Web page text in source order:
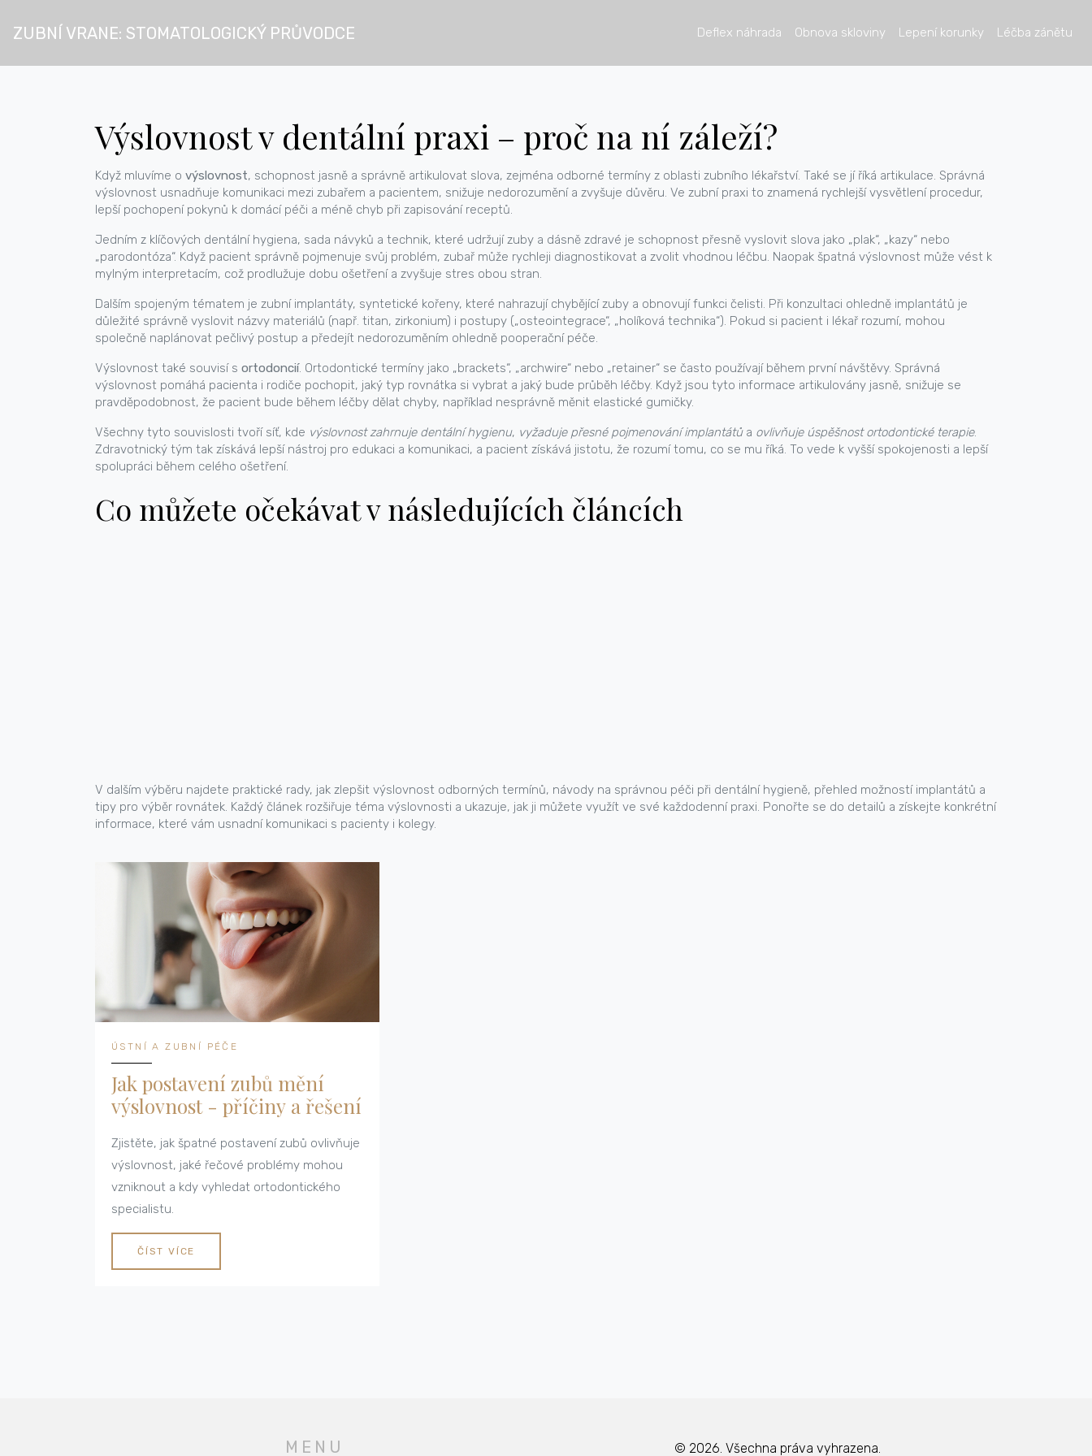
ZUBNÍ VRANE: STOMATOLOGICKÝ PRŮVODCE Deflex náhrada Obnova skloviny Lepení korunky Léčba zánětu
Výslovnost v dentální praxi – proč na ní záleží?
Když mluvíme o výslovnost, schopnost jasně a správně artikulovat slova, zejména odborné termíny z oblasti zubního lékařství. Také se jí říká artikulace. Správná
výslovnost usnadňuje komunikaci mezi zubařem a pacientem, snižuje nedorozumění a zvyšuje důvěru. Ve zubní praxi to znamená rychlejší vysvětlení procedur,
lepší pochopení pokynů k domácí péči a méně chyb při zapisování receptů.
Jedním z klíčových dentální hygiena, sada návyků a technik, které udržují zuby a dásně zdravé je schopnost přesně vyslovit slova jako „plak“, „kazy“ nebo
„parodontóza“. Když pacient správně pojmenuje svůj problém, zubař může rychleji diagnostikovat a zvolit vhodnou léčbu. Naopak špatná výslovnost může vést k
mylným interpretacím, což prodlužuje dobu ošetření a zvyšuje stres obou stran.
Dalším spojeným tématem je zubní implantáty, syntetické kořeny, které nahrazují chybějící zuby a obnovují funkci čelisti. Při konzultaci ohledně implantátů je
důležité správně vyslovit názvy materiálů (např. titan, zirkonium) i postupy („osteointegrace“, „holíková technika“). Pokud si pacient i lékař rozumí, mohou
společně naplánovat pečlivý postup a předejít nedorozuměním ohledně pooperační péče.
Výslovnost také souvisí s ortodoncií. Ortodontické termíny jako „brackets“, „archwire“ nebo „retainer“ se často používají během první návštěvy. Správná
výslovnost pomáhá pacienta i rodiče pochopit, jaký typ rovnátka si vybrat a jaký bude průběh léčby. Když jsou tyto informace artikulovány jasně, snižuje se
pravděpodobnost, že pacient bude během léčby dělat chyby, například nesprávně měnit elastické gumičky.
Všechny tyto souvislosti tvoří síť, kde výslovnost zahrnuje dentální hygienu, vyžaduje přesné pojmenování implantátůa ovlivňuje úspěšnost ortodontické terapie.
Zdravotnický tým tak získává lepší nástroj pro edukaci a komunikaci, a pacient získává jistotu, že rozumí tomu, co se mu říká. To vede k vyšší spokojenosti a lepší
spolupráci během celého ošetření.
Co můžete očekávat v následujících článcích
V dalším výběru najdete praktické rady, jak zlepšit výslovnost odborných termínů, návody na správnou péči při dentální hygieně, přehled možností implantátů a
tipy pro výběr rovnátek. Každý článek rozšiřuje téma výslovnosti a ukazuje, jak ji můžete využít ve své každodenní praxi. Ponořte se do detailů a získejte konkrétní
informace, které vám usnadní komunikaci s pacienty i kolegy.
ÚSTNÍ A ZUBNÍ PÉČE
Jak postavení zubů mění
výslovnost - příčiny a řešení
Zjistěte, jak špatné postavení zubů ovlivňuje
výslovnost, jaké řečové problémy mohou
vzniknout a kdy vyhledat ortodontického
specialistu.
ČÍST VÍCE
MENU © 2026. Všechna práva vyhrazena.